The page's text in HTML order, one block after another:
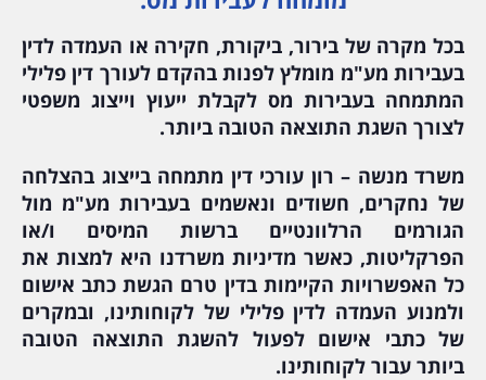
בכל מקרה של בירור, ביקורת, חקירה או העמדה לדין
בעבירות מע"מ מומלץ לפנות בהקדם לעורך דין פלילי
המתמחה בעבירות מס לקבלת ייעוץ וייצוג משפטי
לצורך השגת התוצאה הטובה ביותר.
משרד מנשה – רון עורכי דין מתמחה בייצוג בהצלחה
של נחקרים, חשודים ונאשמים בעבירות מע"מ מול
הגורמים הרלוונטיים ברשות המיסים ו/או
הפרקליטות, כאשר מדיניות משרדנו היא למצות את
כל האפשרויות הקיימות בדין טרם הגשת כתב אישום
ולמנוע העמדה לדין פלילי של לקוחותינו, ובמקרים
של כתבי אישום לפעול להשגת התוצאה הטובה
ביותר עבור לקוחותינו.